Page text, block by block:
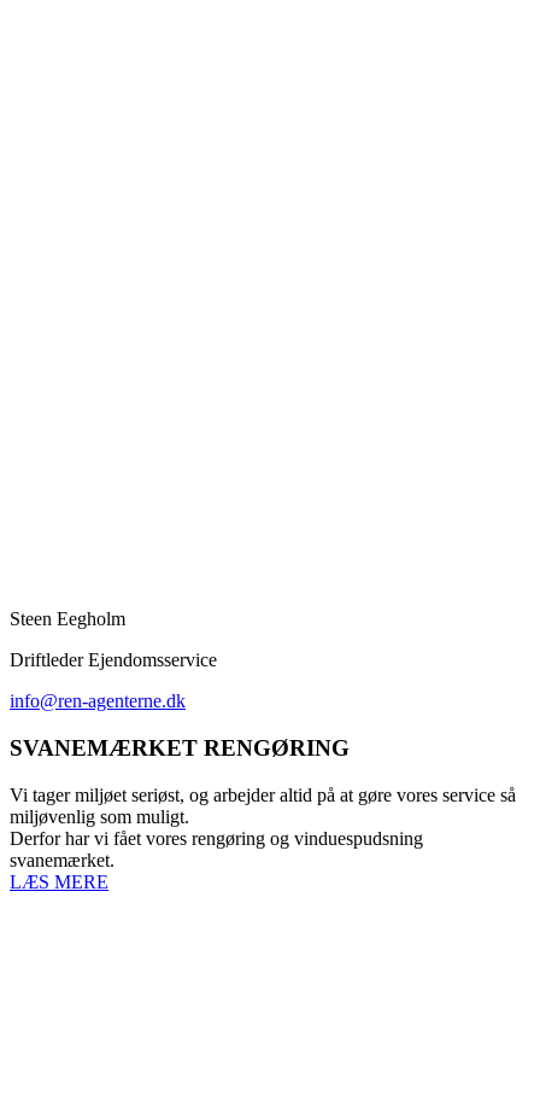
Steen Eegholm
Driftleder Ejendomsservice
info@ren-agenterne.dk
SVANEMÆRKET RENGØRING
Vi tager miljøet seriøst, og arbejder altid på at gøre vores service så
miljøvenlig som muligt.
Derfor har vi fået vores rengøring og vinduespudsning
svanemærket.
LÆS MERE